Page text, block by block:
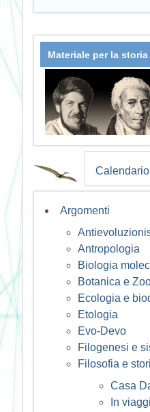
Materiale per la
Argomenti
Antropologia
Biologia
Botanica e
Ecologia e
Etologia
Evo-Devo
Filogenesi e
Filosofia e
Casa
In